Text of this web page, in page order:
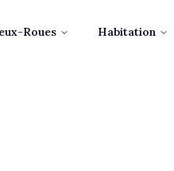
Roues Habitation